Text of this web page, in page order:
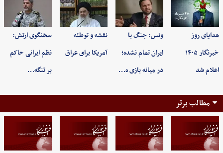
هدایای روز
خبرنگار ۱۴۰۵
اعلام شد
ونس: جنگ با
ایران تمام نشده؛
در میانه بازی ه…
نقشه و توطئه
آمریکا برای عراق
سخنگوی ارتش:
نظم ایرانی حاکم
بر تنگه…
مطالب برتر